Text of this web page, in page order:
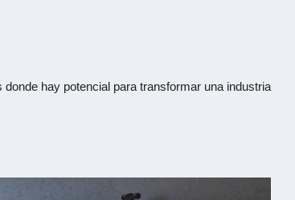
donde hay potencial para transformar una industria